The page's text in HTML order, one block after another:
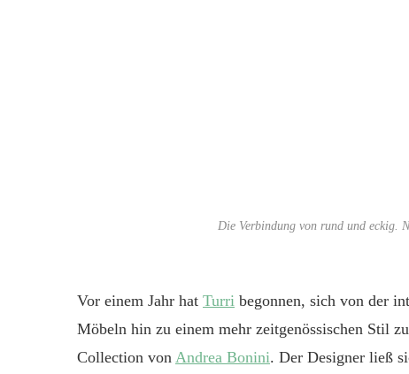
Die Verbindung von rund und eckig.
Vor einem Jahr hat Turri begonnen, sich von der
Möbeln hin zu einem mehr zeitgenössischen Stil
Collection von Andrea Bonini. Der Designer ließ